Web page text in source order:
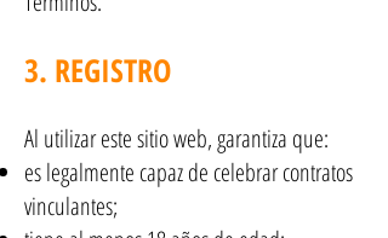
3. REGISTRO
Al utilizar este sitio web, garantiza que:
es legalmente capaz de celebrar contratos
vinculantes;